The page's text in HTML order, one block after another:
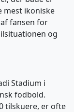
mest ikoniske
fansen for
og
Stadium i
fodbold.
tilskuere, er ofte